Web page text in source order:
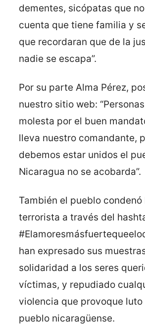
dementes, sicópatas que
cuenta que tiene familia y
que recordaran que de la
nadie se escapa”.
Por su parte Alma Pérez,
nuestro sitio web:
molesta por el buen
lleva nuestro comandante,
debemos estar unidos el
Nicaragua no se acobarda”.
También el pueblo condenó
terrorista a través del
han expresado sus
solidaridad a los seres
víctimas, y repudiado
violencia que provoque luto
pueblo nicaragüense.